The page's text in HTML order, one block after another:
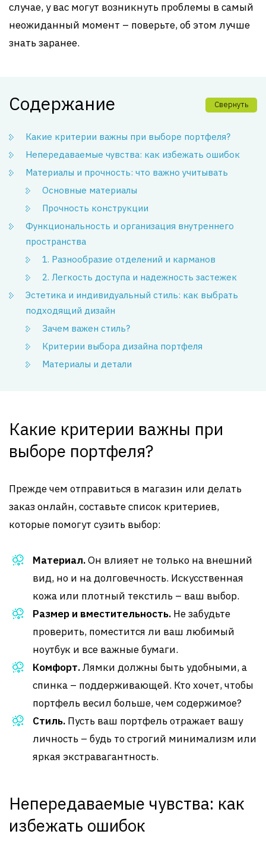
случае, у вас могут возникнуть проблемы в самый
неожиданный момент – поверьте, об этом лучше
знать заранее.
Содержание Свернуть
Какие критерии важны при выборе портфеля?
Непередаваемые чувства: как избежать ошибок
Материалы и прочность: что важно учитывать
Основные материалы
Прочность конструкции
Функциональность и организация внутреннего
пространства
1. Разнообразие отделений и карманов
2. Легкость доступа и надежность застежек
Эстетика и индивидуальный стиль: как выбрать
подходящий дизайн
Зачем важен стиль?
Критерии выбора дизайна портфеля
Материалы и детали
Какие критерии важны при
выборе портфеля?
Прежде чем отправиться в магазин или делать
заказ онлайн, составьте список критериев,
которые помогут сузить выбор:
Материал.Он влияет не только на внешний
вид, но и на долговечность. Искусственная
кожа или плотный текстиль – ваш выбор.
Размер и вместительность. Не забудьте
проверить, поместится ли ваш любимый
ноутбук и все важные бумаги.
Комфорт.Лямки должны быть удобными, а
спинка – поддерживающей. Кто хочет, чтобы
портфель весил больше, чем содержимое?
Стиль. Пусть ваш портфель отражает вашу
личность – будь то строгий минимализм или
яркая экстравагантность.
Непередаваемые чувства: как
избежать ошибок